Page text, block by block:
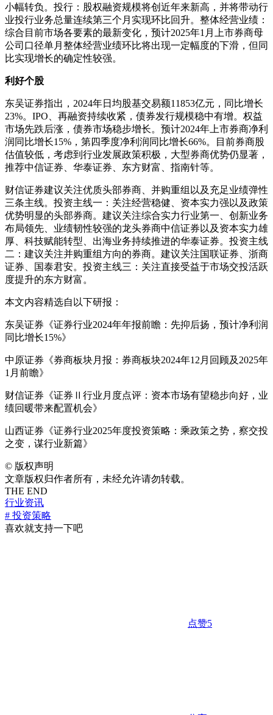
小幅转负。投行：股权融资规模将创近年来新高，并将带动行
业投行业务总量连续第三个月实现环比回升。整体经营业绩：
综合目前市场各要素的最新变化，预计2025年1月上市券商母
公司口径单月整体经营业绩环比将出现一定幅度的下滑，但同
比实现增长的确定性较强。
利好个股
东吴证券指出，2024年日均股基交易额11853亿元，同比增长
23%。IPO、再融资持续收紧，债券发行规模稳中有增。权益
市场先跌后涨，债券市场稳步增长。预计2024年上市券商净利
润同比增长15%，第四季度净利润同比增长66%。目前券商股
估值较低，考虑到行业发展政策积极，大型券商优势仍显著，
推荐中信证券、华泰证券、东方财富、指南针等。
财信证券建议关注优质头部券商、并购重组以及充足业绩弹性
三条主线。投资主线一：关注经营稳健、资本实力强以及政策
优势明显的头部券商。建议关注综合实力行业第一、创新业务
布局领先、业绩韧性较强的龙头券商中信证券以及资本实力雄
厚、科技赋能转型、出海业务持续推进的华泰证券。投资主线
二：建议关注并购重组方向的券商。建议关注国联证券、浙商
证券、国泰君安。投资主线三：关注直接受益于市场交投活跃
度提升的东方财富。
本文内容精选自以下研报：
东吴证券《证券行业2024年年报前瞻：先抑后扬，预计净利润
同比增长15%》
中原证券《券商板块月报：券商板块2024年12月回顾及2025年
1月前瞻》
财信证券《证券Ⅱ行业月度点评：资本市场有望稳步向好，业
绩回暖带来配置机会》
山西证券《证券行业2025年度投资策略：乘政策之势，察交投
之变，谋行业新篇》
© 版权声明
文章版权归作者所有，未经允许请勿转载。
THE END
行业资讯
# 投资策略
喜欢就支持一下吧
点赞5